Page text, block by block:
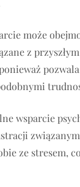
może
z
wsparcie
ze stresem,